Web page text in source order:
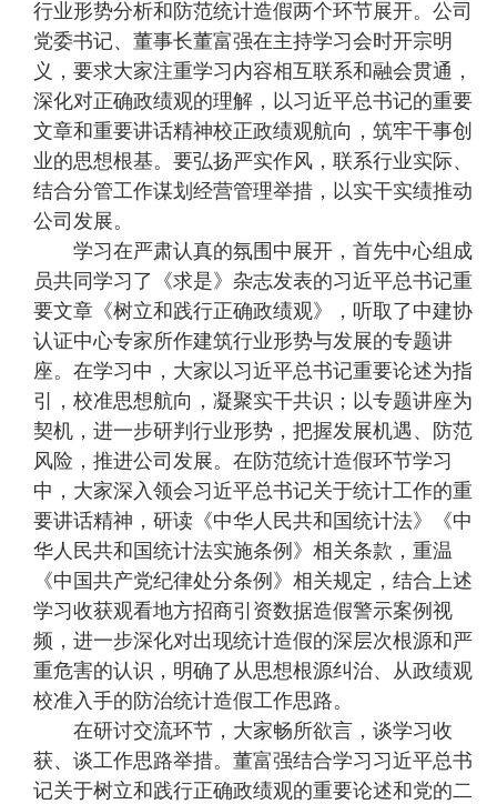
行业形势分析和防范统计造假两个环节展开。公司
党委书记、董事长董富强在主持学习会时开宗明
义，要求大家注重学习内容相互联系和融会贯通，
深化对正确政绩观的理解，以习近平总书记的重要
文章和重要讲话精神校正政绩观航向，筑牢干事创
业的思想根基。要弘扬严实作风，联系行业实际、
结合分管工作谋划经营管理举措，以实干实绩推动
公司发展。
学习在严肃认真的氛围中展开，首先中心组成
员共同学习了《求是》杂志发表的习近平总书记重
要文章《树立和践行正确政绩观》，听取了中建协
认证中心专家所作建筑行业形势与发展的专题讲
座。在学习中，大家以习近平总书记重要论述为指
引，校准思想航向，凝聚实干共识；以专题讲座为
契机，进一步研判行业形势，把握发展机遇、防范
风险，推进公司发展。在防范统计造假环节学习
中，大家深入领会习近平总书记关于统计工作的重
要讲话精神，研读《中华人民共和国统计法》《中
华人民共和国统计法实施条例》相关条款，重温
《中国共产党纪律处分条例》相关规定，结合上述
学习收获观看地方招商引资数据造假警示案例视
频，进一步深化对出现统计造假的深层次根源和严
重危害的认识，明确了从思想根源纠治、从政绩观
校准入手的防治统计造假工作思路。
在研讨交流环节，大家畅所欲言，谈学习收
获、谈工作思路举措。董富强结合学习习近平总书
记关于树立和践行正确政绩观的重要论述和党的二